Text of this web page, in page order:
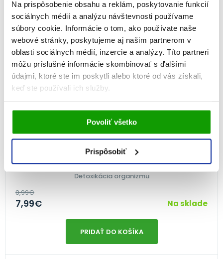
Na prispôsobenie obsahu a reklám, poskytovanie funkcií
sociálnych médií a analýzu návštevnosti používame
súbory cookie. Informácie o tom, ako používate naše
webové stránky, poskytujeme aj našim partnerom v
oblasti sociálnych médií, inzercie a analýzy. Títo partneri
môžu príslušné informácie skombinovať s ďalšími
údajmi, ktoré ste im poskytli alebo ktoré od vás získali,
keď ste používali ich služby.
Vami udelený súhlas bude uchovávaný po dobu jedného
roka. Zmenu nastavení Vami odsúhlasených cookies
môžete upraviť v časti stránkyInformácie o cookies.
Povoliť všetko
Prispôsobiť
GS Pestrec MARIÁNSKY, 60 tabliet
NA 2 MESIACE
Detoxikácia organizmu
-11%
8,99€
7,99€ Na sklade
PRIDAŤ DO KOŠÍKA